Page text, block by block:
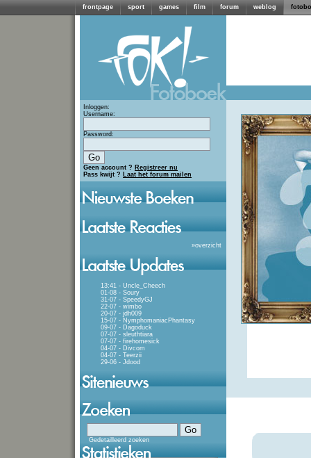
frontpage sport games film forum weblog
Inloggen:
Username:
Password:
Geen account ? Registreer nu
Pass kwijt ? Laat het forum mailen
»overzicht
13:41 - Uncle_Cheech
01-08 - Soury
31-07 - SpeedyGJ
22-07 - wimbo
20-07 - jdh009
15-07 - NymphomaniacPhantasy
09-07 - Dagoduck
07-07 - sleuthtiara
07-07 - firehomesick
04-07 - Divcom
04-07 - Teerzii
29-06 - Jdood
Gedetailleerd zoeken